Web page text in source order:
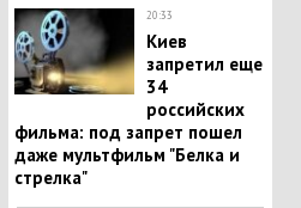
20:33
Киев
запретил еще
34
российских
фильма: под запрет пошел
даже мультфильм "Белка и
стрелка"